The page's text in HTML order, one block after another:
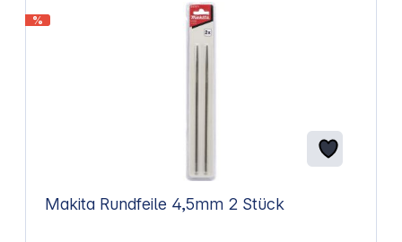
%
Makita Rundfeile 4,5mm 2 Stück